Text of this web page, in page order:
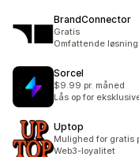
BrandConnector
Gratis
Omfattende
Sorcel
$9.99 pr. måned
Lås op for
Uptop
Mulighed for gratis
Web3-loyalitet